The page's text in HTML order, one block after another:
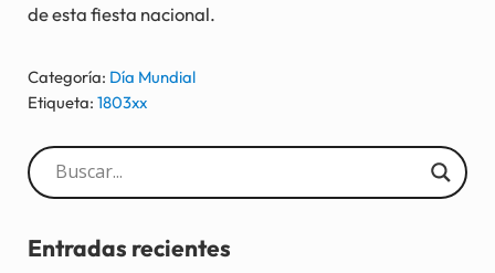
de esta fiesta nacional.
Categoría: Día Mundial
Etiqueta: 1803xx
Sidebar
Entradas recientes